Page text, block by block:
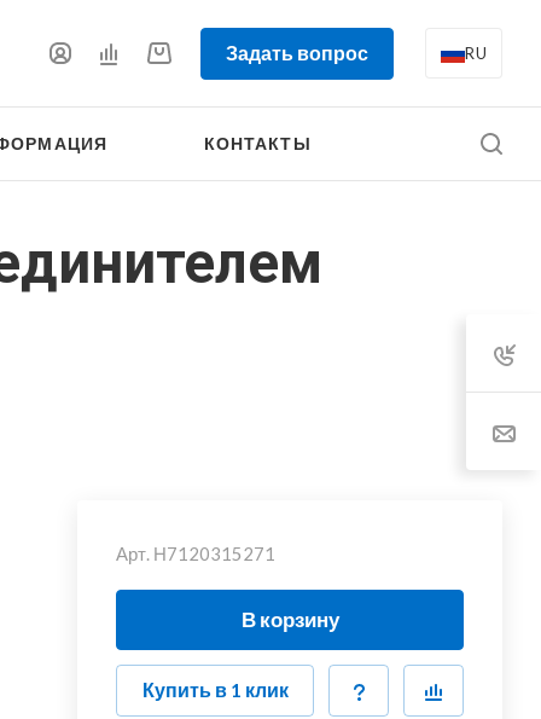
Задать вопрос RU
КОНТАКТЫ
Арт. Н7120315271
В корзину
Купить в 1 клик